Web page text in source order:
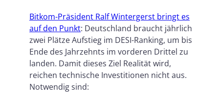
Bitkom-Präsident Ralf Wintergerst bringt es
auf den Punkt: Deutschland braucht jährlich
zwei Plätze Aufstieg im DESI-Ranking, um bis
Ende des Jahrzehnts im vorderen Drittel zu
landen. Damit dieses Ziel Realität wird,
reichen technische Investitionen nicht aus.
Notwendig sind: